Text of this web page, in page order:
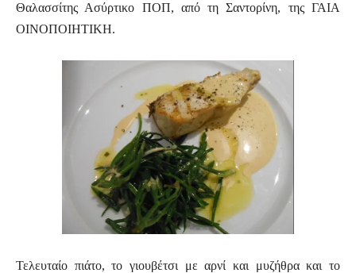
Θαλασσίτης Ασύρτικο ΠΟΠ, από τη Σαντορίνη, της ΓΑΙΑ
ΟΙΝΟΠΟΙΗΤΙΚΗ.
Τελευταίο πιάτο, το γιουβέτσι με αρνί και μυζήθρα και το